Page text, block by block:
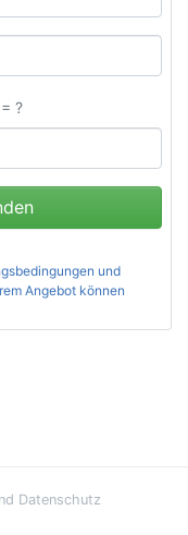
?
und
Angebot können
Datenschutz